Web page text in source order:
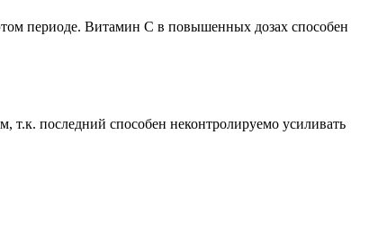
периоде. Витамин С в повышенных дозах способен
последний способен неконтролируемо усиливать